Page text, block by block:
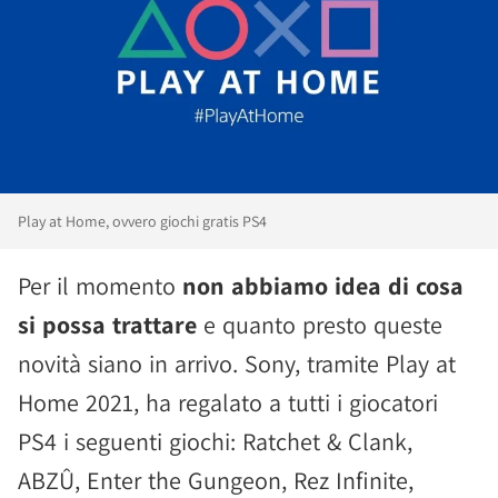
Play at Home, ovvero giochi gratis PS4
Per il momento non abbiamo idea di cosa
si possa trattare e quanto presto queste
novità siano in arrivo. Sony, tramite Play at
Home 2021, ha regalato a tutti i giocatori
PS4 i seguenti giochi: Ratchet & Clank,
ABZÛ, Enter the Gungeon, Rez Infinite,